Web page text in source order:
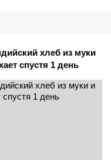
хлеб из муки
спустя 1 день